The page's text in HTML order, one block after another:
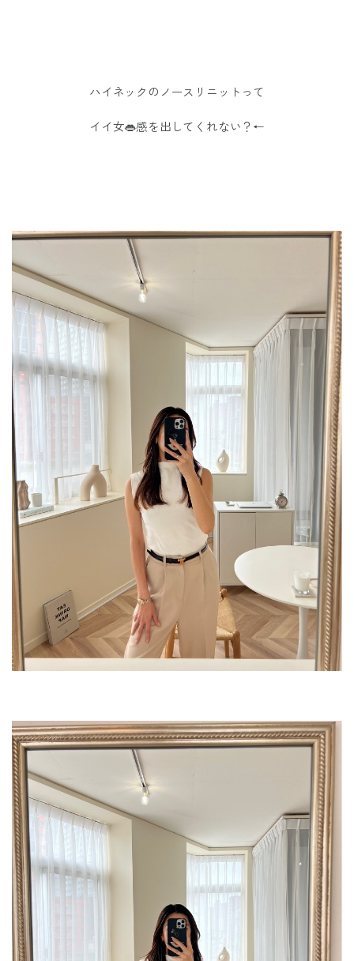
ハイネックのノースリニットって
イイ女👄感を出してくれない？←